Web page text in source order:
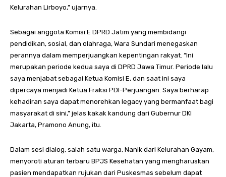
Kelurahan Lirboyo,” ujarnya.
Sebagai anggota Komisi E DPRD Jatim yang membidangi
pendidikan, sosial, dan olahraga, Wara Sundari menegaskan
perannya dalam memperjuangkan kepentingan rakyat. “Ini
merupakan periode kedua saya di DPRD Jawa Timur. Periode lalu
saya menjabat sebagai Ketua Komisi E, dan saat ini saya
dipercaya menjadi Ketua Fraksi PDI-Perjuangan. Saya berharap
kehadiran saya dapat menorehkan legacy yang bermanfaat bagi
masyarakat di sini,” jelas kakak kandung dari Gubernur DKI
Jakarta, Pramono Anung, itu.
Dalam sesi dialog, salah satu warga, Nanik dari Kelurahan Gayam,
menyoroti aturan terbaru BPJS Kesehatan yang mengharuskan
pasien mendapatkan rujukan dari Puskesmas sebelum dapat